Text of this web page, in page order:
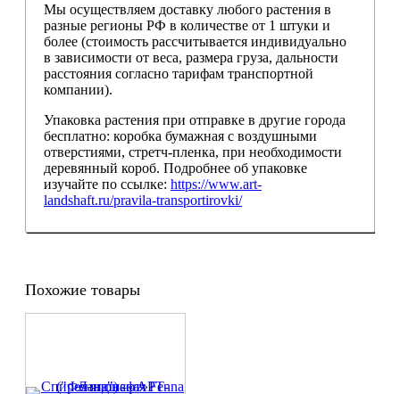
Мы осуществляем доставку любого растения в
разные регионы РФ в количестве от 1 штуки и
более (стоимость рассчитывается индивидуально
в зависимости от веса, размера груза, дальности
расстояния согласно тарифам транспортной
компании).
Упаковка растения при отправке в другие города
бесплатно: коробка бумажная с воздушными
отверстиями, стретч-пленка, при необходимости
деревянный короб. Подробнее об упаковке
изучайте по ссылке: https://www.art-
landshaft.ru/pravila-transportirovki/
Похожие товары